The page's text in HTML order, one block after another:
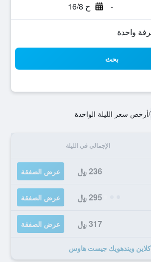
- ح 16/8
بحث
/أرخص سعر الليلة الواحدة
الإجمالي في الليلة
236 ﷼ عرض الصفقة
295 ﷼ عرض الصفقة
317 ﷼ عرض الصفقة